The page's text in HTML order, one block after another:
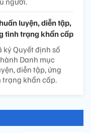
luyện, diễn tập,
tình trạng khẩn cấp
ký Quyết định số
Danh mục
diễn tập, ứng
trạng khẩn cấp.